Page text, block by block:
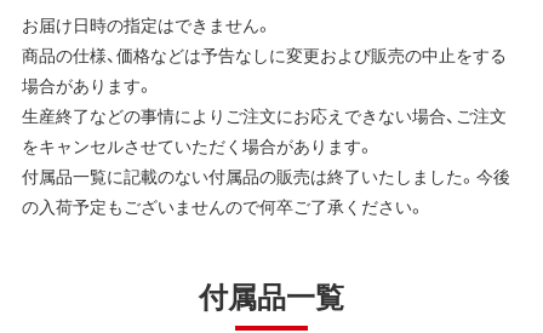
お届け日時の指定はできません。
商品の仕様、価格などは予告なしに変更および販売の中止をする
場合があります。
生産終了などの事情によりご注文にお応えできない場合、ご注文
をキャンセルさせていただく場合があります。
付属品一覧に記載のない付属品の販売は終了いたしました。今後
の入荷予定もございませんので何卒ご了承ください。
付属品一覧